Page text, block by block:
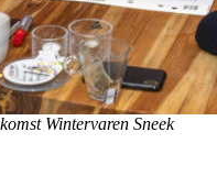
Wintervaren Sneek